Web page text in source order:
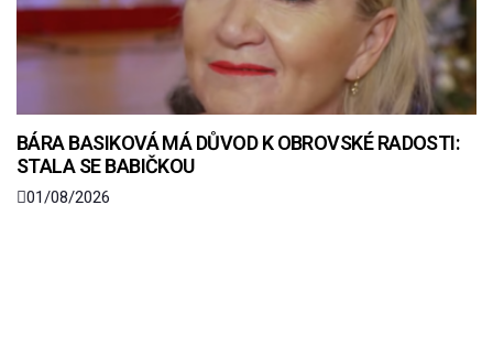
BÁRA BASIKOVÁ MÁ DŮVOD K OBROVSKÉ RADOSTI:
STALA SE BABIČKOU
01/08/2026